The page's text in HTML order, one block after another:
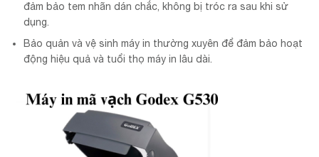
đảm bảo tem nhãn dán chắc, không bị tróc ra sau khi sử
dụng.
Bảo quản và vệ sinh máy in thường xuyên để đảm bảo hoạt
động hiệu quả và tuổi thọ máy in lâu dài.